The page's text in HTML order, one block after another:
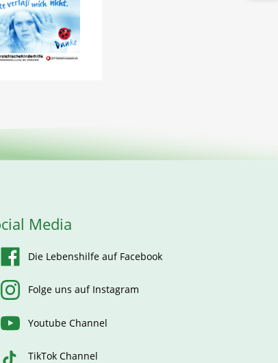
Media
Die Lebenshilfe auf Facebook
Folge uns auf Instagram
Youtube Channel
TikTok Channel